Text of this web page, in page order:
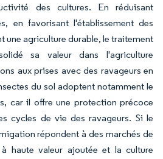
des cultures. En réduisant
en favorisant l'établissement des
une agriculture durable, le traitement
sa valeur dans l'agriculture
aux prises avec des ravageurs en
du sol adoptent notamment le
car il offre une protection précoce
cycles de vie des ravageurs. Si le
répondent à des marchés de
haute valeur ajoutée et la culture